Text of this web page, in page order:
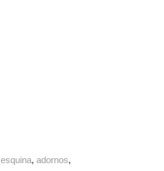
esquina adornos